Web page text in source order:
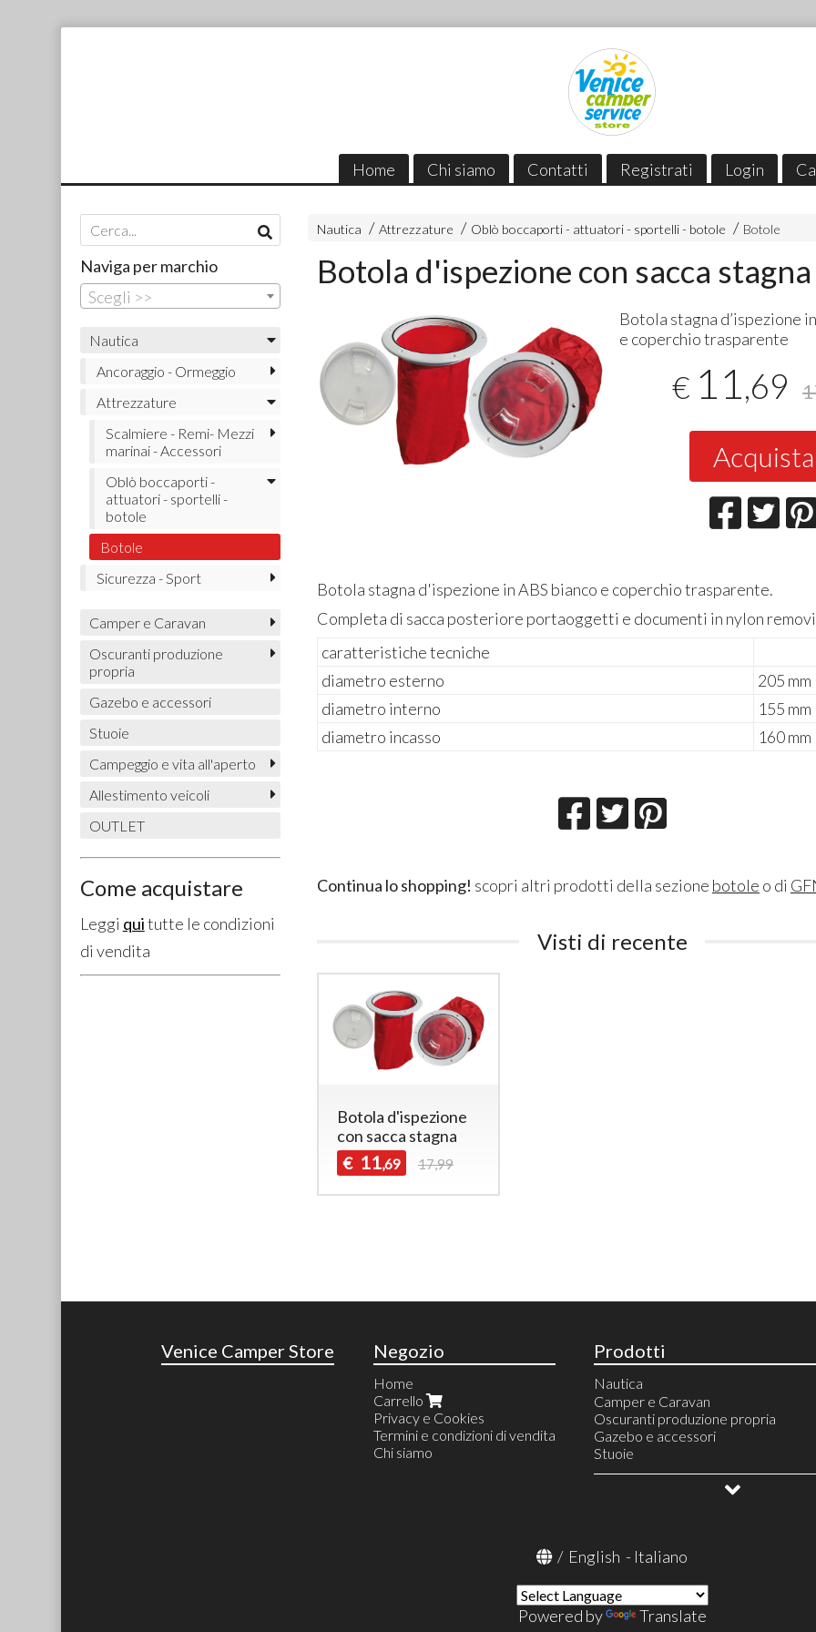
Home Chi siamo Contatti Registrati Login
Nautica Attrezzature Oblò boccaporti - attuatori - sportelli - botole Botole
Botola d'ispezione con sacca stagna
Botola stagna d’ispezione
e coperchio trasparente
€ 11,69
Acquista
Botola stagna d'ispezione in ABS bianco e coperchio trasparente.
Completa di sacca posteriore portaoggetti e documenti in nylon
caratteristiche tecniche
diametro esterno
205 mm
diametro interno
155 mm
diametro incasso
160 mm
Continua lo shopping! scopri altri prodotti della sezione botole o di
Visti di recente
Botola d'ispezione
con sacca stagna
€ 11,69 17,99
Naviga per marchio
Scegli >>
Nautica
Ancoraggio - Ormeggio
Attrezzature
Scalmiere - Remi- Mezzi
marinai - Accessori
Oblò boccaporti -
attuatori - sportelli -
botole
Botole
Sicurezza - Sport
Camper e Caravan
Oscuranti produzione
propria
Gazebo e accessori
Stuoie
Campeggio e vita all'aperto
Allestimento veicoli
OUTLET
Come acquistare
Leggi quitutte le condizioni
di vendita
Venice Camper Store Negozio
Home
Carrello
Privacy e Cookies
Termini e condizioni di vendita
Chi siamo
Prodotti
Nautica
Ancoraggio - Ormeggio
Attrezzature
Scalmiere - Remi- Mezzi marinai -
Oblò boccaporti - attuatori -
Botole
Sicurezza - Sport
Camper e Caravan
Oscuranti produzione propria
Gazebo e accessori
Stuoie
Campeggio e vita all'aperto
/ English - Italiano
Powered by Translate